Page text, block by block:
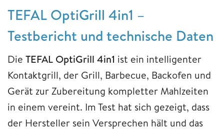
TEFAL OptiGrill 4in1 –
Testbericht und technische Daten
Die TEFAL OptiGrill 4in1 ist ein intelligenter
Kontaktgrill, der Grill, Barbecue, Backofen und
Gerät zur Zubereitung kompletter Mahlzeiten
in einem vereint. Im Test hat sich gezeigt, dass
der Hersteller sein Versprechen hält und das